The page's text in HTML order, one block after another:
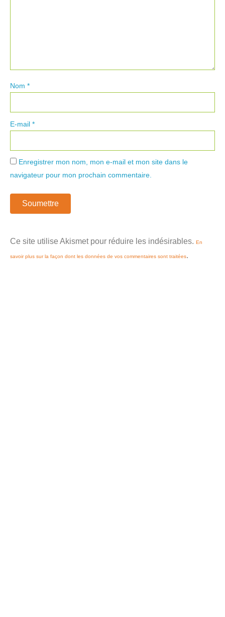
Nom *
E-mail *
Enregistrer mon nom, mon e-mail et mon site dans le
navigateur pour mon prochain commentaire.
Ce site utilise Akismet pour réduire les indésirables. En
savoir plus sur la façon dont les données de vos commentaires sont traitées.